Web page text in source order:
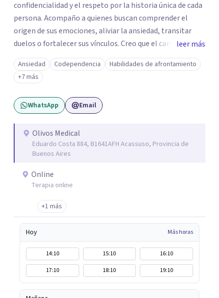
confidencialidad y el respeto por la historia única de cada
persona. Acompaño a quienes buscan comprender el
origen de sus emociones, aliviar la ansiedad, transitar
duelos o fortalecer sus vínculos. Creo que el camino hacia
una vida más auténtica comienza cuando nos animamos
a mirar hacia adentro y a reconocer las raíces de lo que
sentimos.
leer más
Ansiedad Codependencia
Habilidades de afrontamiento
+7 más
WhatsApp Email
Olivos Medical
Eduardo Costa 884, B1641AFH Acassuso, Provincia de
Buenos Aires
Online
Terapia online
+1 más
Hoy Más horas
14:10 15:10
16:10
17:10
18:10 19:10